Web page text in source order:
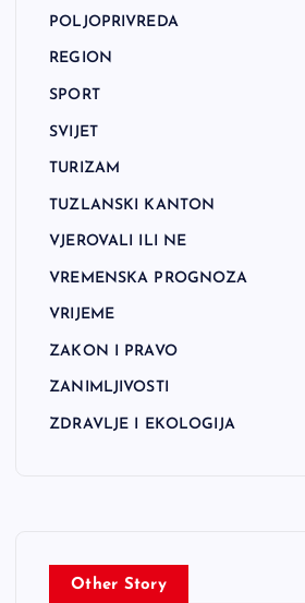
POLJOPRIVREDA
REGION
SPORT
SVIJET
TURIZAM
TUZLANSKI KANTON
VJEROVALI ILI NE
VREMENSKA PROGNOZA
VRIJEME
ZAKON I PRAVO
ZANIMLJIVOSTI
ZDRAVLJE I EKOLOGIJA
Other Story